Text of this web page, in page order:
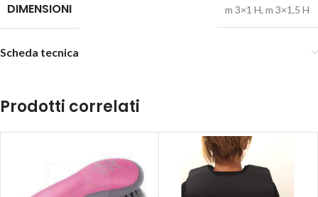
DIMENSIONI m 3×1 H, m 3×1,5 H
Scheda tecnica
Prodotti correlati